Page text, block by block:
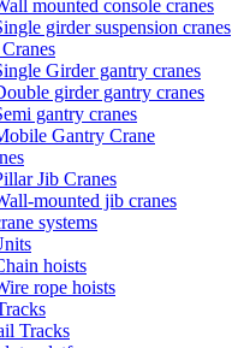
mounted console cranes
girder suspension cranes
Girder gantry cranes
girder gantry cranes
gantry cranes
Gantry Crane
Jib Cranes
mounted jib cranes
systems
hoists
rope hoists
Tracks